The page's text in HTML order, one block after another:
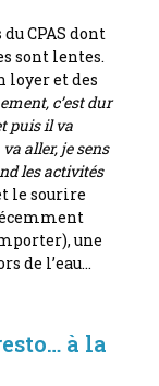
CPAS dont
sont lentes.
loyer et des
c’est dur
puis il va
aller, je sens
les activités
le sourire
une
de l’eau…
à la